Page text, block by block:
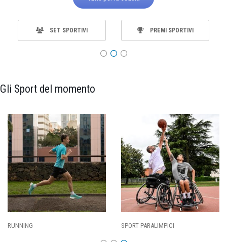
SET SPORTIVI PREMI SPORTIVI
Gli Sport del momento
RUNNING SPORT PARALIMPICI